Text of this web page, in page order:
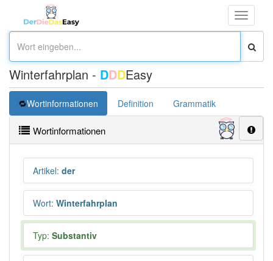
Toggle
Winterfahrplan - DDDEasy
Wortinformationen Definition Grammatik
Wortinformationen
Artikel: der
Wort: Winterfahrplan
Typ: Substantiv